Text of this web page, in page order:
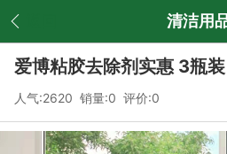
清洁用
爱博粘胶去除剂实惠 3瓶
人气:2620 销量:0 评价:0